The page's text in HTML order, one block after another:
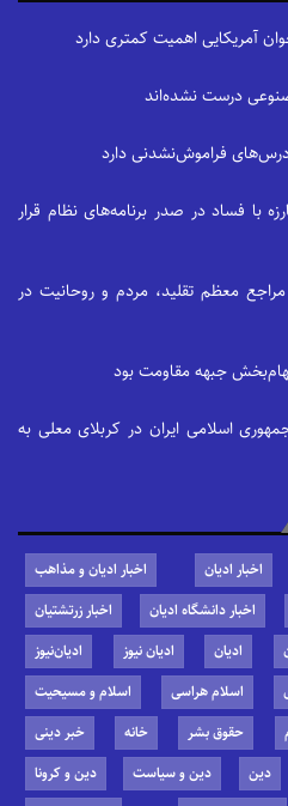
آمریکایی اهمیت کمتری دارد
درست نشده‌اند
فراموش‌نشدنی دارد
با فساد در صدر برنامه‌های نظام قرار
مراجع معظم تقلید، مردم و روحانیت در
جبهه مقاومت بود
اسلامی ایران در کربلای معلی به
اخبار ادیان
اخبار ادیان و مذاهب
اخبار دانشگاه ادیان
اخبار زرتشتیان
ادیان ادیان نیوز
ادیان‌نیوز
اسلام هراسی
اسلام و مسیحیت
حقوق بشر خانه
خبر دینی
دین دین و سیاست
دین و کرونا